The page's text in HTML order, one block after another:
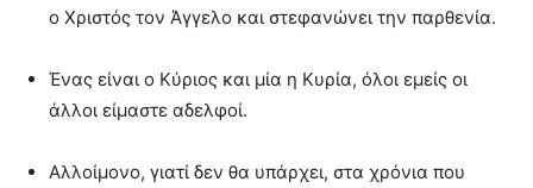
ο Χριστός τον Άγγελο και στεφανώνει την παρθενία.
Ένας είναι ο Κύριος και μία η Κυρία, όλοι εμείς οι
άλλοι είμαστε αδελφοί.
Αλλοίμονο, γιατί δεν θα υπάρχει, στα χρόνια που